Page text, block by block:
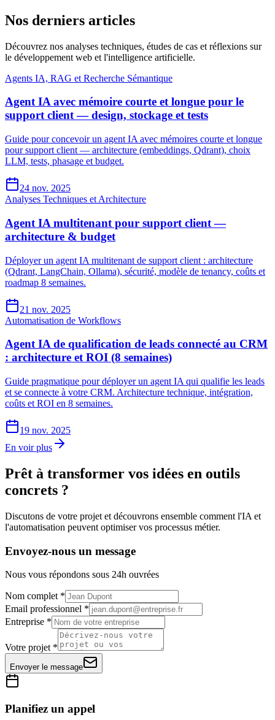
Nos derniers articles
Découvrez nos analyses techniques, études de cas et réflexions sur
le développement web et l'intelligence artificielle.
Agents IA, RAG et Recherche Sémantique
Agent IA avec mémoire courte et longue pour le
support client — design, stockage et tests
Guide pour concevoir un agent IA avec mémoires courte et longue
pour support client — architecture (embeddings, Qdrant), choix
LLM, tests, phasage et budget.
24 nov. 2025
Analyses Techniques et Architecture
Agent IA multitenant pour support client —
architecture & budget
Déployer un agent IA multitenant de support client : architecture
(Qdrant, LangChain, Ollama), sécurité, modèle de tenancy, coûts et
roadmap 8 semaines.
21 nov. 2025
Automatisation de Workflows
Agent IA de qualification de leads connecté au CRM
: architecture et ROI (8 semaines)
Guide pragmatique pour déployer un agent IA qui qualifie les leads
et se connecte à votre CRM. Architecture technique, intégration,
coûts et ROI en 8 semaines.
19 nov. 2025
En voir plus
Prêt à transformer vos idées en outils
concrets ?
Discutons de votre projet et découvrons ensemble comment l'IA et
l'automatisation peuvent optimiser vos processus métier.
Envoyez-nous un message
Nous vous répondons sous 24h ouvrées
Nom complet *
Email professionnel *
Entreprise *
Votre projet *
Envoyer le message
Planifiez un appel